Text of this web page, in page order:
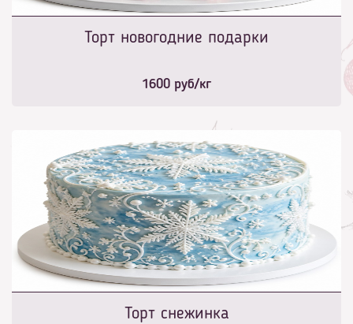
Торт новогодние подарки
1600 руб/кг
Торт снежинка